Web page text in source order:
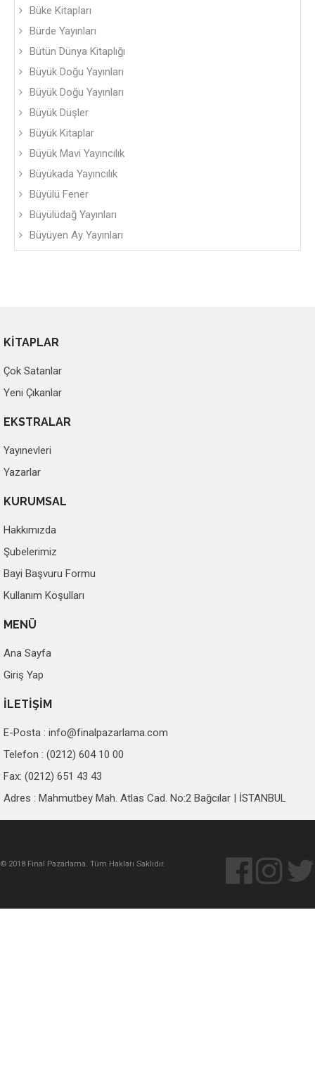
Büke Kitapları
Bürde Yayınları
Bütün Dünya Kitaplığı
Büyük Doğu Yayınları
Büyük Doğu Yayınları
Büyük Düşler
Büyük Kitaplar
Büyük Mavi Yayıncılık
Büyükada Yayıncılık
Büyülü Fener
Büyülüdağ Yayınları
Büyüyen Ay Yayınları
KİTAPLAR
Çok Satanlar
Yeni Çıkanlar
EKSTRALAR
Yayınevleri
Yazarlar
KURUMSAL
Hakkımızda
Şubelerimiz
Bayi Başvuru Formu
Kullanım Koşulları
MENÜ
Ana Sayfa
Giriş Yap
İLETİŞİM
E-Posta : info@finalpazarlama.com
Telefon : (0212) 604 10 00
Fax: (0212) 651 43 43
Adres : Mahmutbey Mah. Atlas Cad. No:2 Bağcılar | İSTANBUL
© 2018 Final Pazarlama. Tüm Hakları Saklıdır.